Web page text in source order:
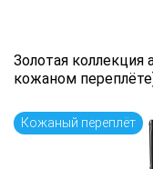
Золотая коллекция
кожаном
Кожаный переплёт